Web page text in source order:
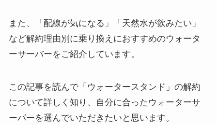
また、「配線が気になる」「天然水が飲みたい」
など解約理由別に乗り換えにおすすめのウォータ
ーサーバーをご紹介しています。
この記事を読んで「ウォータースタンド」の解約
について詳しく知り、自分に合ったウォーターサ
ーバーを選んでいただきたいと思います。